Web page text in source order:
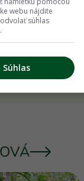
jesene v
ktorú zvládnu aj
webu nájdite
súhlas
Súhlas